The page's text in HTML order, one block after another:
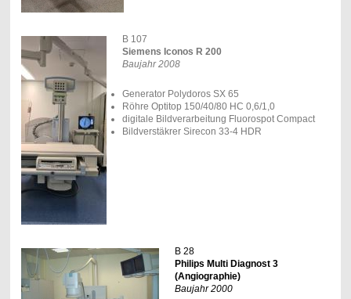
B 107
Siemens Iconos R 200
Baujahr 2008
Generator Polydoros SX 65
Röhre Optitop 150/40/80 HC 0,6/1,0
digitale Bildverarbeitung Fluorospot Compact
Bildverstäkrer Sirecon 33-4 HDR
B 28
Philips Multi Diagnost 3
(Angiographie)
Baujahr 2000